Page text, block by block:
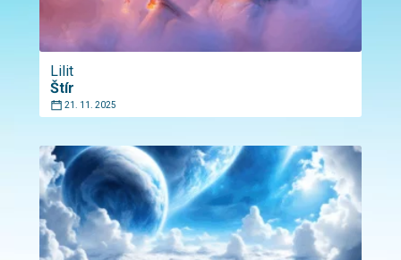
Lilit
Štír
21. 11. 2025